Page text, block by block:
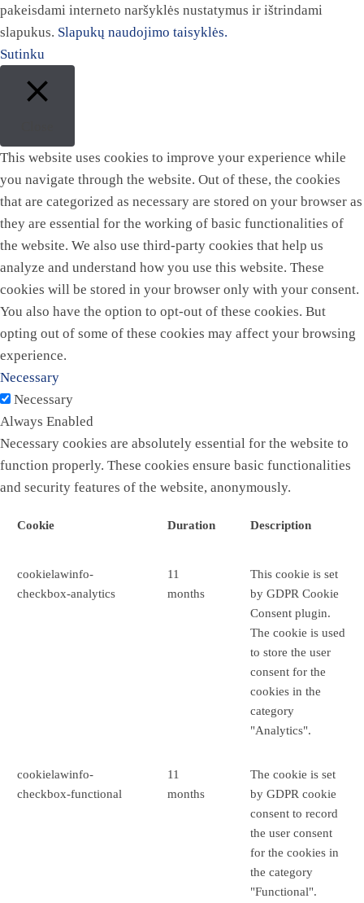
pakeisdami interneto naršyklės nustatymus ir ištrindami
slapukus. Slapukų naudojimo taisyklės.
Sutinku
This website uses cookies to improve your experience while
you navigate through the website. Out of these, the cookies
that are categorized as necessary are stored on your browser as
they are essential for the working of basic functionalities of
the website. We also use third-party cookies that help us
analyze and understand how you use this website. These
cookies will be stored in your browser only with your consent.
You also have the option to opt-out of these cookies. But
opting out of some of these cookies may affect your browsing
experience.
Necessary
Necessary
Always Enabled
Necessary cookies are absolutely essential for the website to
function properly. These cookies ensure basic functionalities
and security features of the website, anonymously.
Cookie Duration Description
cookielawinfo-
checkbox-analytics
11
months
This cookie is set
by GDPR Cookie
Consent plugin.
The cookie is used
to store the user
consent for the
cookies in the
category
"Analytics".
cookielawinfo-
checkbox-functional
11
months
The cookie is set
by GDPR cookie
consent to record
the user consent
for the cookies in
the category
"Functional".